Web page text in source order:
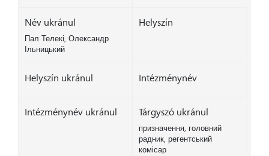
Név ukránul
Пал Телекі, Олександр
Ільницький
Helyszín
Helyszín ukránul Intézménynév
Intézménynév ukránul Tárgyszó ukránul
призначення, головний
радник, регентський
комісар